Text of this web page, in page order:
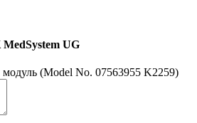
UG
(Model No. 07563955 K2259)